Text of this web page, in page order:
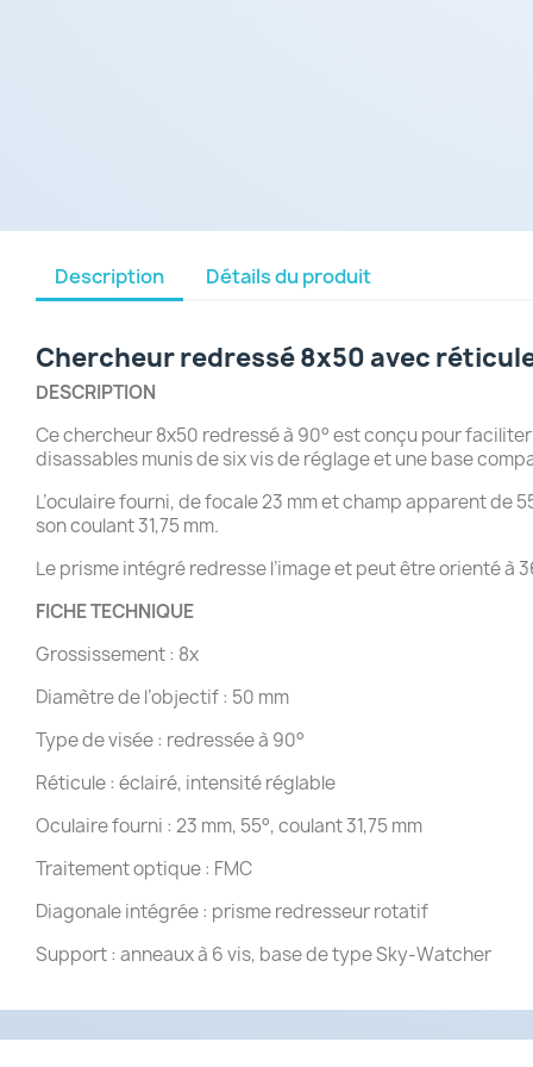
Description Détails du produit
Chercheur redressé 8x50 avec
DESCRIPTION
Ce chercheur 8x50 redressé à 90° est conçu pour
disassables munis de six vis de réglage et une base
L’oculaire fourni, de focale 23 mm et champ apparent de
son coulant 31,75 mm.
Le prisme intégré redresse l’image et peut être orienté
FICHE TECHNIQUE
Grossissement : 8x
Diamètre de l’objectif : 50 mm
Type de visée : redressée à 90°
Réticule : éclairé, intensité réglable
Oculaire fourni : 23 mm, 55°, coulant 31,75 mm
Traitement optique : FMC
Diagonale intégrée : prisme redresseur rotatif
Support : anneaux à 6 vis, base de type Sky-Watcher